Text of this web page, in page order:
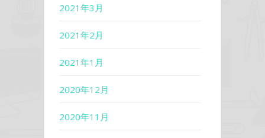
2021年3月
2021年2月
2021年1月
2020年12月
2020年11月